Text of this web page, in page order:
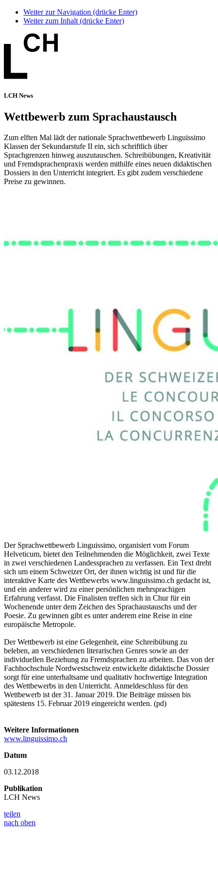
Weiter zur Navigation (drücke Enter)
Weiter zum Inhalt (drücke Enter)
LCH News
Wettbewerb zum Sprachaustausch
Zum elften Mal lädt der nationale Sprachwettbewerb Linguissimo
Klassen der Sekundarstufe II ein, sich schriftlich über
Sprachgrenzen hinweg auszutauschen. Schreibübungen, Kreativität
und Fremdsprachenpraxis werden mithilfe eines neuen didaktischen
Dossiers in den Unterricht integriert. Es gibt zudem verschiedene
Preise zu gewinnen.
Der Sprachwettbewerb Linguissimo, organisiert vom Forum
Helveticum, bietet den Teilnehmenden die Möglichkeit, zwei Texte
in zwei verschiedenen Landessprachen zu verfassen. Ein Text dreht
sich um einem Schweizer Ort, der ihnen wichtig ist und für die
interaktive Karte des Wettbewerbs www.linguissimo.ch gedacht ist,
und ein anderer wird zu einer persönlichen mehrsprachigen
Erfahrung verfasst. Die Finalisten treffen sich in Chur für ein
Wochenende unter dem Zeichen des Sprachaustauschs und der
Poesie. Zu gewinnen gibt es unter anderem eine Reise in eine
europäische Metropole.
Der Wettbewerb ist eine Gelegenheit, eine Schreibübung zu
beleben, an verschiedenen literarischen Genres sowie an der
individuellen Beziehung zu Fremdsprachen zu arbeiten. Das von der
Fachhochschule Nordwestschweiz entwickelte didaktische Dossier
sorgt für eine unterhaltsame und qualitativ hochwertige Integration
des Wettbewerbs in den Unterricht. Anmeldeschluss für den
Wettbewerb ist der 31. Januar 2019. Die Beiträge müssen bis
spätestens 15. Februar 2019 eingereicht werden. (pd)
Weitere Informationen
www.linguissimo.ch
Datum
03.12.2018
Publikation
LCH News
teilen
nach oben